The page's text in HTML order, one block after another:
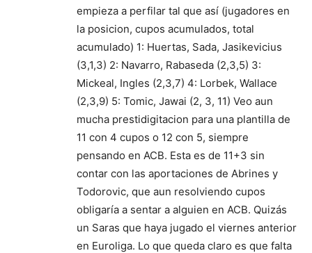
empieza a perfilar tal que así (jugadores en
la posicion, cupos acumulados, total
acumulado) 1: Huertas, Sada, Jasikevicius
(3,1,3) 2: Navarro, Rabaseda (2,3,5) 3:
Mickeal, Ingles (2,3,7) 4: Lorbek, Wallace
(2,3,9) 5: Tomic, Jawai (2, 3, 11) Veo aun
mucha prestidigitacion para una plantilla de
11 con 4 cupos o 12 con 5, siempre
pensando en ACB. Esta es de 11+3 sin
contar con las aportaciones de Abrines y
Todorovic, que aun resolviendo cupos
obligaría a sentar a alguien en ACB. Quizás
un Saras que haya jugado el viernes anterior
en Euroliga. Lo que queda claro es que falta